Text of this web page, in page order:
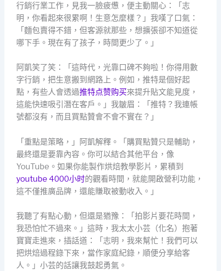
行銷行業工作，見我一臉疲憊，便主動關心：「志
明，你看起來很累啊！生意怎麼樣？」我嘆了口氣：
「麵包賣得不錯，但客源就那些，想擴張卻不知道從
哪下手。現在有了孩子，時間更少了。」
阿凱笑了笑：「這時代，光靠口碑不夠啦！你得用數
字行銷，把生意搬到網路上。例如，推特是個好起
點，有些人會透過推特点赞购买來提升貼文能見度，
這能快速吸引潛在客戶。」我皺眉：「推特？我連帳
號都沒有，而且買點贊會不會不實在？」
「重點是策略，」阿凱解釋。「購買點贊只是輔助，
最終還是要靠內容。你可以結合其他平台，像
YouTube。如果你能製作烘焙教學影片，累積到
youtube 4000小时的觀看時間，就能開啟營利功能，
這不僅推廣品牌，還能賺取被動收入。」
我聽了有點心動，但還是猶豫：「拍影片要花時間，
我恐怕忙不過來。」這時，我太太小芸（化名）抱著
寶寶走進來，插話道：「志明，我來幫忙！我們可以
把烘焙過程錄下來，當作家庭紀錄，順便分享給客
人。」小芸的話讓我鼓起勇氣。